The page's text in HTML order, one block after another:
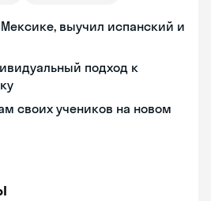
выучил испанский и
подход к
своих учеников на новом